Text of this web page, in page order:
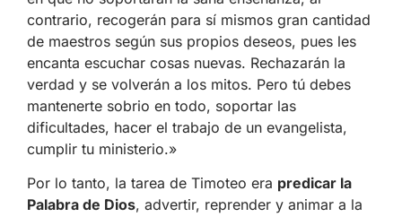
contrario, recogerán para sí mismos gran cantidad
de maestros según sus propios deseos, pues les
encanta escuchar cosas nuevas. Rechazarán la
verdad y se volverán a los mitos. Pero tú debes
mantenerte sobrio en todo, soportar las
dificultades, hacer el trabajo de un evangelista,
cumplir tu ministerio.»
Por lo tanto, la tarea de Timoteo era predicar la
Palabra de Dios, advertir, reprender y animar a la